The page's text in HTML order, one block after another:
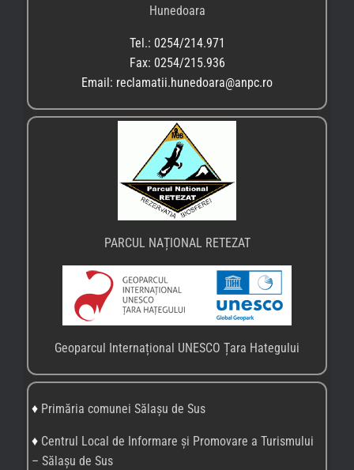
Hunedoara
Tel.: 0254/214.971
Fax: 0254/215.936
Email: reclamatii.hunedoara@anpc.ro
PARCUL NAȚIONAL RETEZAT
Geoparcul Internațional UNESCO Țara Hategului
♦ Primăria comunei Sălașu de Sus
♦ Centrul Local de Informare și Promovare a Turismului
– Sălașu de Sus